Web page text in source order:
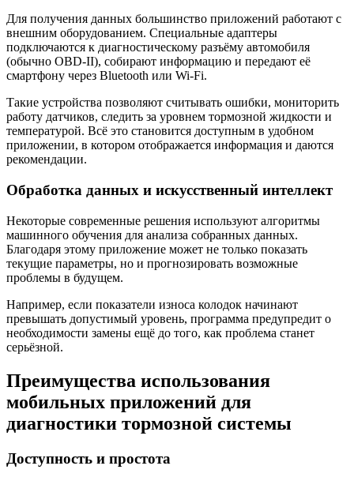
Для получения данных большинство приложений работают с
внешним оборудованием. Специальные адаптеры
подключаются к диагностическому разъёму автомобиля
(обычно OBD-II), собирают информацию и передают её
смартфону через Bluetooth или Wi-Fi.
Такие устройства позволяют считывать ошибки, мониторить
работу датчиков, следить за уровнем тормозной жидкости и
температурой. Всё это становится доступным в удобном
приложении, в котором отображается информация и даются
рекомендации.
Обработка данных и искусственный интеллект
Некоторые современные решения используют алгоритмы
машинного обучения для анализа собранных данных.
Благодаря этому приложение может не только показать
текущие параметры, но и прогнозировать возможные
проблемы в будущем.
Например, если показатели износа колодок начинают
превышать допустимый уровень, программа предупредит о
необходимости замены ещё до того, как проблема станет
серьёзной.
Преимущества использования
мобильных приложений для
диагностики тормозной системы
Доступность и простота